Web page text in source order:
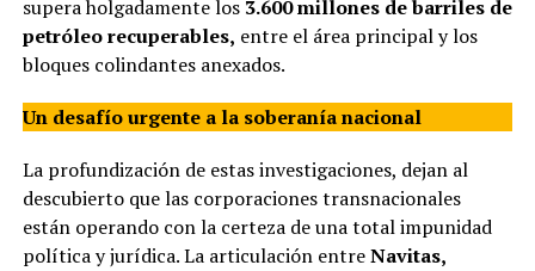
supera holgadamente los 3.600 millones de barriles de
petróleo recuperables, entre el área principal y los
bloques colindantes anexados.
Un desafío urgente a la soberanía nacional
La profundización de estas investigaciones, dejan al
descubierto que las corporaciones transnacionales
están operando con la certeza de una total impunidad
política y jurídica. La articulación entreNavitas,